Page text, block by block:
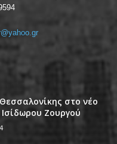
στο νέο
Ζουργού